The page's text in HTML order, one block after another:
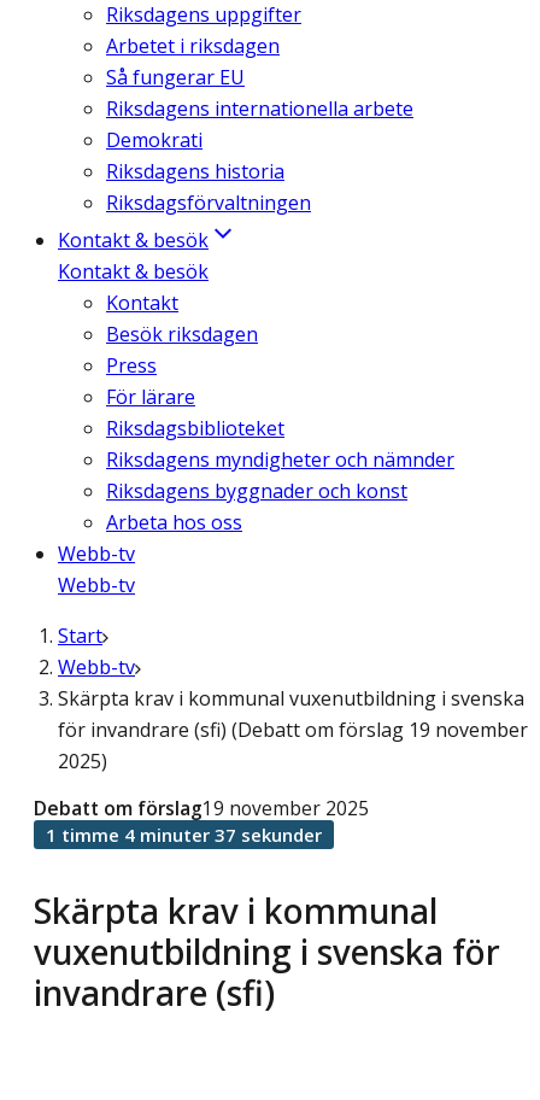
Riksdagens uppgifter
Arbetet i riksdagen
Så fungerar EU
Riksdagens internationella arbete
Demokrati
Riksdagens historia
Riksdagsförvaltningen
Kontakt & besök
Kontakt & besök
Kontakt
Besök riksdagen
Press
För lärare
Riksdagsbiblioteket
Riksdagens myndigheter och nämnder
Riksdagens byggnader och konst
Arbeta hos oss
Webb-tv
Webb-tv
Start
Webb-tv
Skärpta krav i kommunal vuxenutbildning i svenska
för invandrare (sfi) (Debatt om förslag 19 november
2025)
Skärpta krav i kommunal
vuxenutbildning i svenska för
invandrare (sfi)
Debatt om förslag19 november 2025
1 timme 4 minuter 37 sekunder